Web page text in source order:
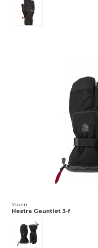
Svart
Vuxen
Hestra Gauntlet 3-f
Svart